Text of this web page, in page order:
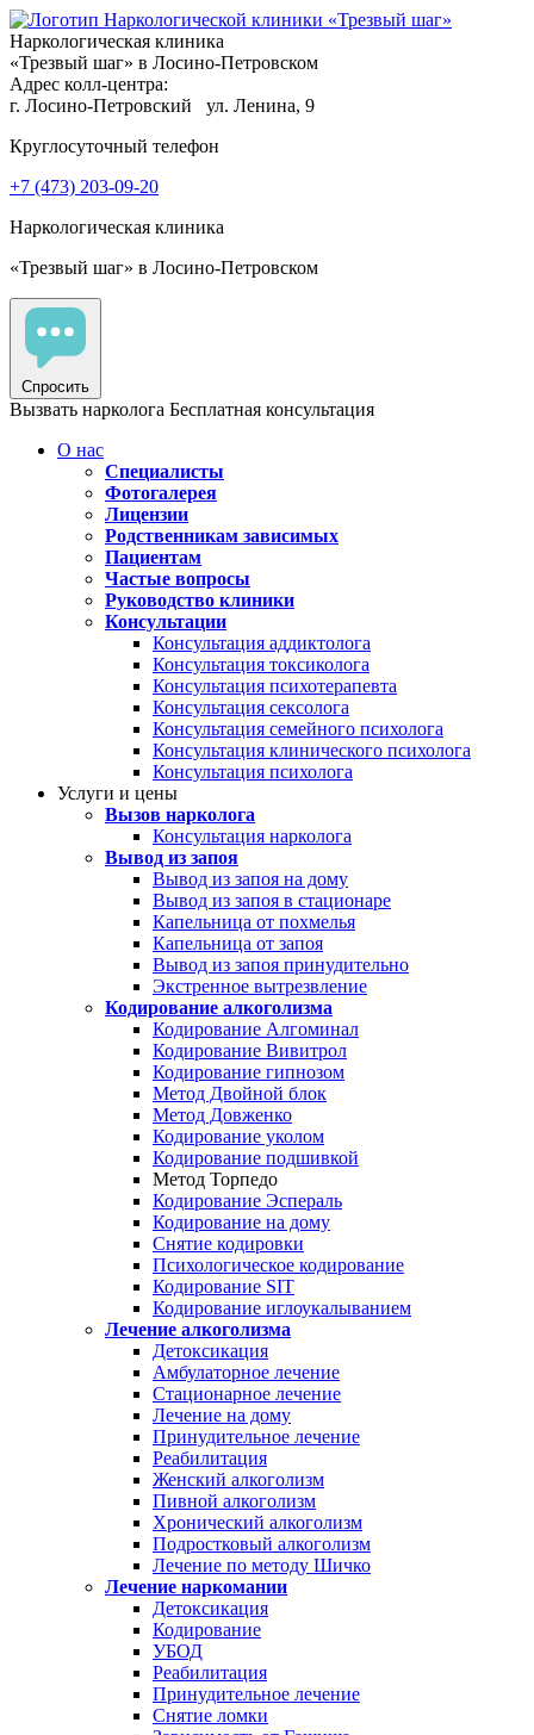
Наркологическая клиника
«Трезвый шаг» в Лосино-Петровском
Адрес колл-центра:
г. Лосино-Петровский
ул. Ленина, 9
Круглосуточный телефон
+7 (473) 203-09-20
Наркологическая клиника
«Трезвый шаг» в Лосино-Петровском
Спросить
Вызвать нарколога Бесплатная консультация
О нас
Специалисты
Фотогалерея
Лицензии
Родственникам зависимых
Пациентам
Частые вопросы
Руководство клиники
Консультации
Консультация аддиктолога
Консультация токсиколога
Консультация психотерапевта
Консультация сексолога
Консультация семейного психолога
Консультация клинического психолога
Консультация психолога
Услуги и цены
Вызов нарколога
Консультация нарколога
Вывод из запоя
Вывод из запоя на дому
Вывод из запоя в стационаре
Капельница от похмелья
Капельница от запоя
Вывод из запоя принудительно
Экстренное вытрезвление
Кодирование алкоголизма
Кодирование Алгоминал
Кодирование Вивитрол
Кодирование гипнозом
Метод Двойной блок
Метод Довженко
Кодирование уколом
Кодирование подшивкой
Метод Торпедо
Кодирование Эспераль
Кодирование на дому
Снятие кодировки
Психологическое кодирование
Кодирование SIT
Кодирование иглоукалыванием
Лечение алкоголизма
Детоксикация
Амбулаторное лечение
Стационарное лечение
Лечение на дому
Принудительное лечение
Реабилитация
Женский алкоголизм
Пивной алкоголизм
Хронический алкоголизм
Подростковый алкоголизм
Лечение по методу Шичко
Лечение наркомании
Детоксикация
Кодирование
УБОД
Реабилитация
Принудительное лечение
Снятие ломки